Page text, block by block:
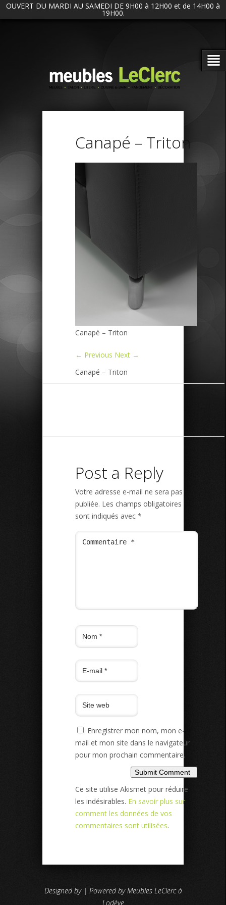
OUVERT DU MARDI AU SAMEDI DE 9H00 à 12H00 et de 14H00 à
19H00.
Canapé – Triton
Canapé – Triton
← Previous Next →
Canapé – Triton
Post a Reply
Votre adresse e-mail ne sera pas
publiée. Les champs obligatoires
sont indiqués avec *
Enregistrer mon nom, mon e-
mail et mon site dans le navigateur
pour mon prochain commentaire.
Ce site utilise Akismet pour réduire
les indésirables. En savoir plus sur
comment les données de vos
commentaires sont utilisées.
Designed by | Powered by Meubles LeClerc à
Lodève